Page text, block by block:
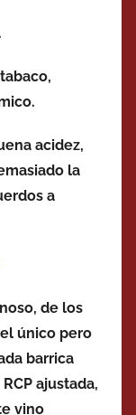
acidez,
la
a
de los
único pero
barrica
ajustada,
vino